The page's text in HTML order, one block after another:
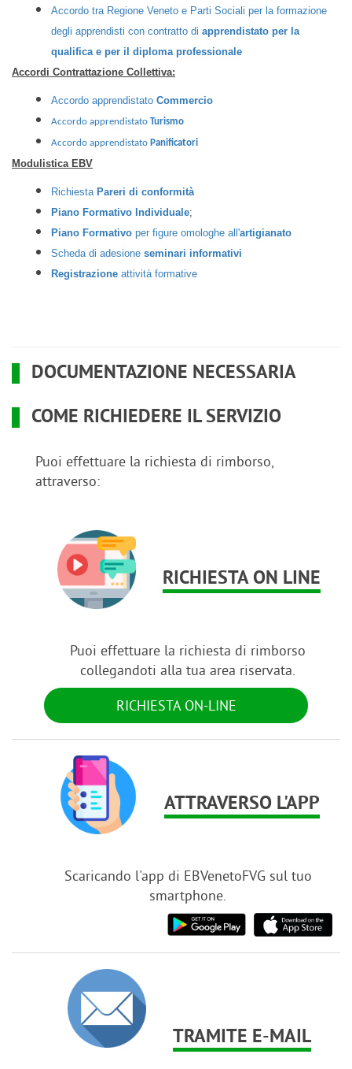
Accordo tra Regione Veneto e Parti Sociali per la formazione
degli apprendisti con contratto di apprendistato per la
qualifica e per il diploma professionale
Accordi Contrattazione Collettiva:
Accordo apprendistato Commercio
Accordo apprendistato Turismo
Accordo apprendistato Panificatori
Modulistica EBV
Richiesta Pareri di conformità
Piano Formativo Individuale;
Piano Formativo per figure omologhe all'artigianato
Scheda di adesione seminari informativi
Registrazione attività formative
DOCUMENTAZIONE NECESSARIA
COME RICHIEDERE IL SERVIZIO
Puoi effettuare la richiesta di rimborso,
attraverso:
RICHIESTA ON LINE
Puoi effettuare la richiesta di rimborso
collegandoti alla tua area riservata.
RICHIESTA ON-LINE
ATTRAVERSO L'APP
Scaricando l'app di EBVenetoFVG sul tuo
smartphone.
TRAMITE E-MAIL